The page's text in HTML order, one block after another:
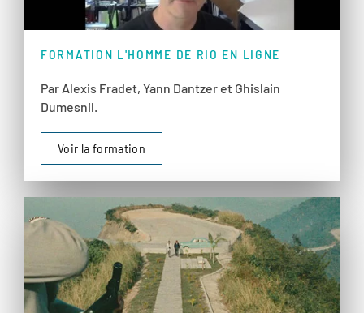
FORMATION L'HOMME DE RIO EN LIGNE
Par Alexis Fradet, Yann Dantzer et Ghislain
Dumesnil.
Voir la formation